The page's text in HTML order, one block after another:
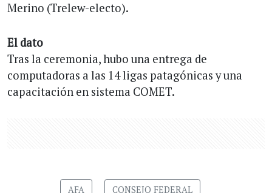
Merino (Trelew-electo).
El dato
Tras la ceremonia, hubo una entrega de
computadoras a las 14 ligas patagónicas y una
capacitación en sistema COMET.
AFA CONSEJO FEDERAL